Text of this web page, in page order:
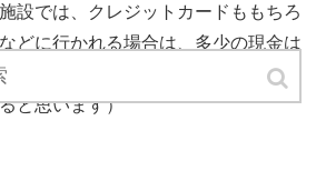
設では、クレジットカードももちろ
どに行かれる場合は、多少の現金は
と思います。（宿代等除けば、１万
と思います）